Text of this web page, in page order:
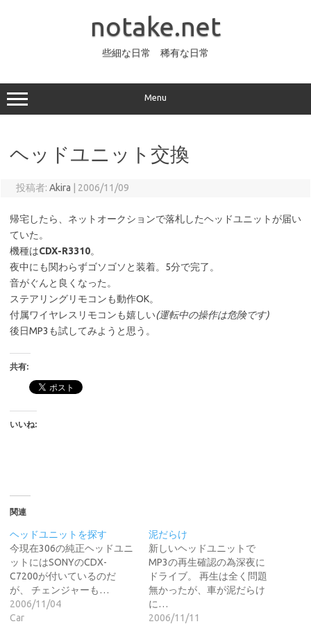
ッ
プ
notake.net
些細な日常 稀有な日常
Menu
ヘッドユニット交換
投稿者: Akira 2006/11/09
帰宅したら、ネットオークションで落札したヘッドユニットが届い
ていた。
機種はCDX-R3310。
夜中にも関わらずゴソゴソと装着。5分で完了。
音がぐんと良くなった。
ステアリングリモコンも動作OK。
付属ワイヤレスリモコンも嬉しい(運転中の操作は危険です)
後日MP3も試してみようと思う。
共有:
いいね:
関連
ヘッドユニットを探す
今現在306の純正ヘッドユニ
ットにはSONYのCDX-
C7200が付いているのだ
が、 チェンジャーも…
2006/11/04
Car
泥だらけ
新しいヘッドユニットで
MP3の再生確認の為深夜に
ドライブ。 再生は全く問題
無かったが、車が泥だらけ
に…
2006/11/11